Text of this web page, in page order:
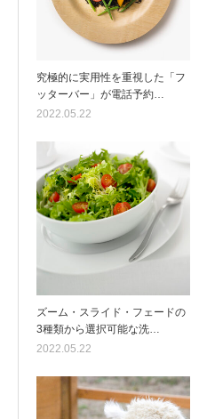
究極的に実用性を重視した「フ
ッターバー」が電話予約…
2022.05.22
ズーム・スライド・フェードの
3種類から選択可能な洗…
2022.05.22